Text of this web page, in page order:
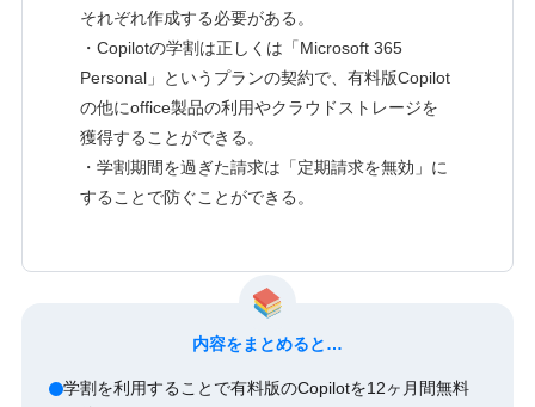
それぞれ作成する必要がある。
・Copilotの学割は正しくは「Microsoft 365
Personal」というプランの契約で、有料版Copilot
の他にoffice製品の利用やクラウドストレージを
獲得することができる。
・学割期間を過ぎた請求は「定期請求を無効」に
することで防ぐことができる。
内容をまとめると…
学割を利用することで有料版のCopilotを12ヶ月間無料